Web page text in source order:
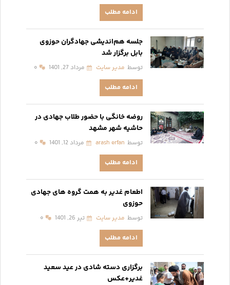
ادامه مطلب
جلسه‌ هم‌اندیشی جهادگران حوزوی
بابل برگزار شد
توسط مدیر سایت مرداد 27, 1401 ۰
ادامه مطلب
روضه خانگی با حضور طلاب جهادی در
حاشیه شهر مشهد
توسط arash erfan مرداد 12, 1401 ۰
ادامه مطلب
اطعام غدیر به همت گروه های جهادی
حوزوی
توسط مدیر سایت تیر 26, 1401 ۰
ادامه مطلب
برگزاری دسته شادی در عید سعید
غدیر+عکس